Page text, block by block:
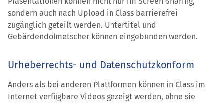
sondern auch nach Upload in Class barrierefrei
zugänglich geteilt werden. Untertitel und
Gebärdendolmetscher können eingebunden werden.
Urheberrechts- und Datenschutzkonform
Anders als bei anderen Plattformen können in Class im
Internet verfügbare Videos gezeigt werden, ohne sie